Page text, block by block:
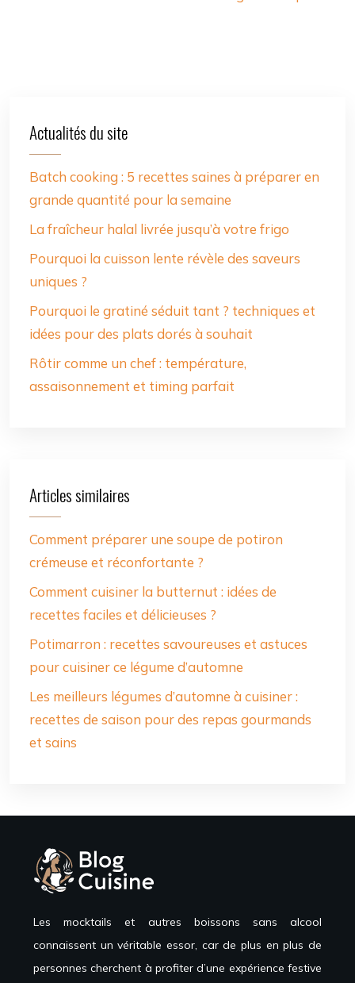
Actualités du site
Batch cooking : 5 recettes saines à préparer en
grande quantité pour la semaine
La fraîcheur halal livrée jusqu’à votre frigo
Pourquoi la cuisson lente révèle des saveurs
uniques ?
Pourquoi le gratiné séduit tant ? techniques et
idées pour des plats dorés à souhait
Rôtir comme un chef : température,
assaisonnement et timing parfait
Articles similaires
Comment préparer une soupe de potiron
crémeuse et réconfortante ?
Comment cuisiner la butternut : idées de
recettes faciles et délicieuses ?
Potimarron : recettes savoureuses et astuces
pour cuisiner ce légume d’automne
Les meilleurs légumes d’automne à cuisiner :
recettes de saison pour des repas gourmands
et sains
Les mocktails et autres boissons sans alcool
connaissent un véritable essor, car de plus en plus de
personnes cherchent à profiter d’une expérience festive